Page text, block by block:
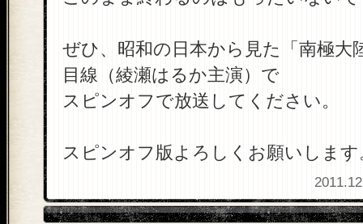
ぜひ、昭和の日本から見た「南極大
目線（綾瀬はるか主演）で
スピンオフで放送してください。
スピンオフ版よろしくお願いします